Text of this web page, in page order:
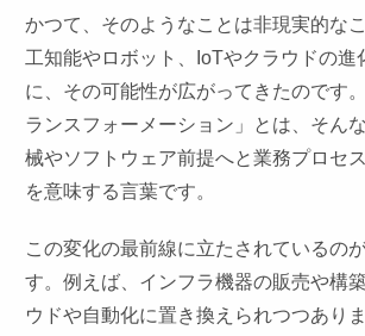
かつて、そのようなことは非現実的な
工知能やロボット、IoTやクラウドの進
に、その可能性が広がってきたのです
ランスフォーメーション」とは、そん
械やソフトウェア前提へと業務プロセ
を意味する言葉です。
この変化の最前線に立たされているの
す。例えば、インフラ機器の販売や構
ウドや自動化に置き換えられつつあり